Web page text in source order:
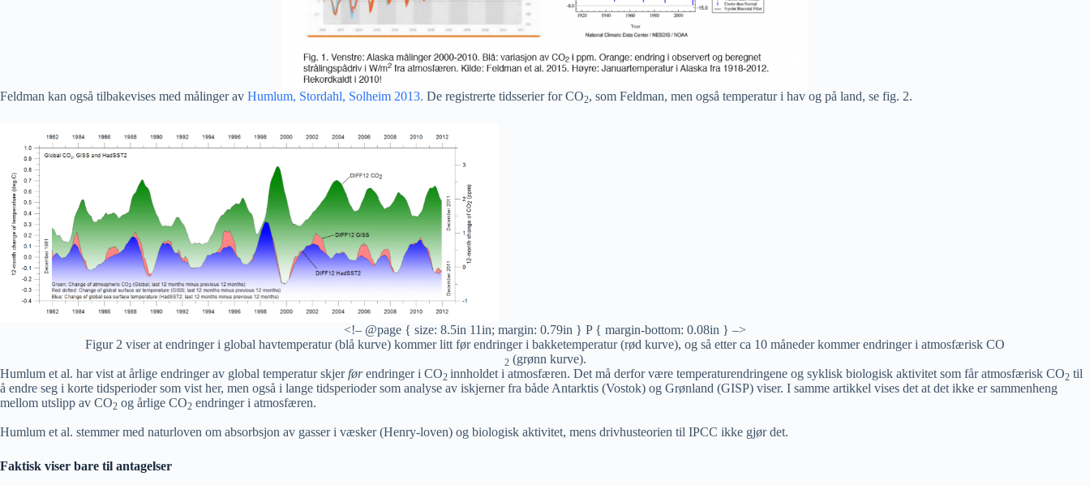
Feldman kan også tilbakevises med målinger av Humlum, Stordahl, Solheim 2013. De registrerte tidsserier for CO2, som Feldman, men også temperatur i hav og på land, se fig. 2.
<!– @page { size: 8.5in 11in; margin: 0.79in } P { margin-bottom: 0.08in } –>
Figur 2 viser at endringer i global havtemperatur (blå kurve) kommer litt før endringer i bakketemperatur (rød kurve), og så etter ca 10 måneder kommer endringer i atmosfærisk CO
2(grønn kurve).
Humlum et al. har vist at årlige endringer av global temperatur skjerførendringer i CO2 innholdet i atmosfæren. Det må derfor være temperaturendringene og syklisk biologisk aktivitet som får atmosfærisk CO2 til
å endre seg i korte tidsperioder som vist her, men også i lange tidsperioder som analyse av iskjerner fra både Antarktis (Vostok) og Grønland (GISP) viser. I samme artikkel vises det at det ikke er sammenheng
mellom utslipp av CO2 og årlige CO2 endringer i atmosfæren.
Humlum et al. stemmer med naturloven om absorbsjon av gasser i væsker (Henry-loven) og biologisk aktivitet, mens drivhusteorien til IPCC ikke gjør det.
Faktisk viser bare til antagelser